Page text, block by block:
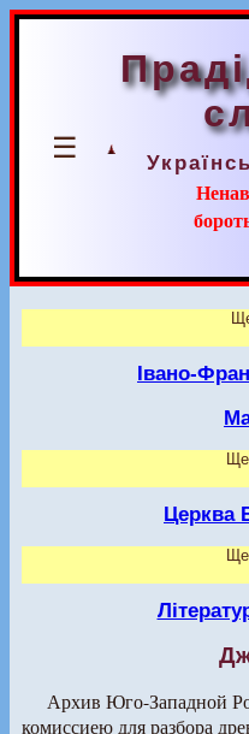
☰
Івано-
Ще
Церква
Ще
Архив Юго-Западной
комиссиею для разбора